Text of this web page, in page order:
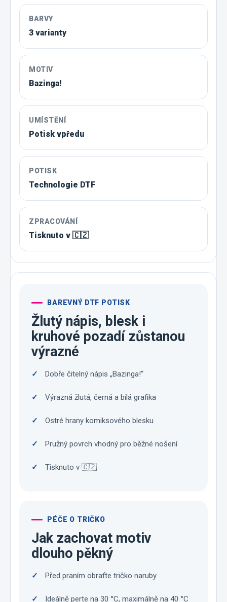
BARVY
3 varianty
MOTIV
Bazinga!
UMÍSTĚNÍ
Potisk vpředu
POTISK
Technologie DTF
ZPRACOVÁNÍ
Tisknuto v 🇨🇿
BAREVNÝ DTF POTISK
Žlutý nápis, blesk i
kruhové pozadí zůstanou
výrazné
Dobře čitelný nápis „Bazinga!“
Výrazná žlutá, černá a bílá grafika
Ostré hrany komiksového blesku
Pružný povrch vhodný pro běžné nošení
Tisknuto v 🇨🇿
PÉČE O TRIČKO
Jak zachovat motiv
dlouho pěkný
Před praním obraťte tričko naruby
Ideálně perte na 30 °C, maximálně na 40 °C